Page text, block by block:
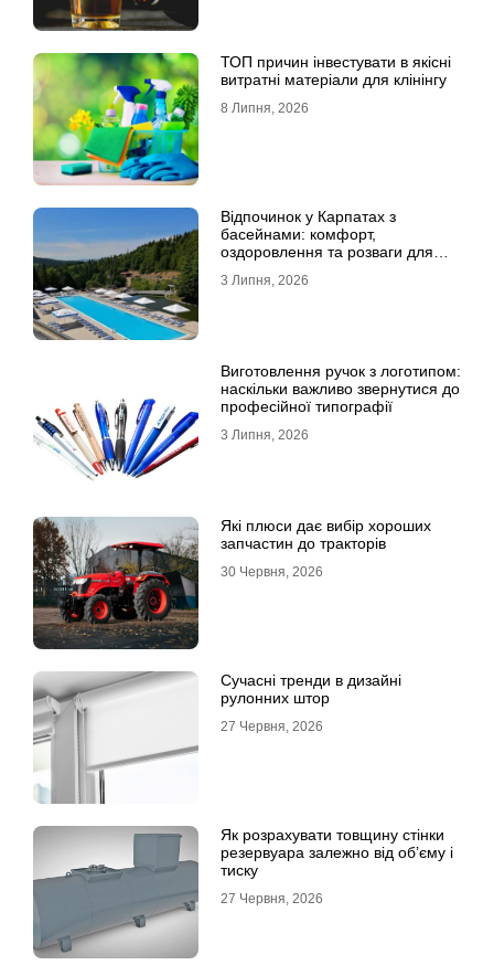
ТОП причин інвестувати в якісні
витратні матеріали для клінінгу
8 Липня, 2026
Відпочинок у Карпатах з
басейнами: комфорт,
оздоровлення та розваги для
3 Липня, 2026
Виготовлення ручок з логотипом:
наскільки важливо звернутися до
професійної типографії
3 Липня, 2026
Які плюси дає вибір хороших
запчастин до тракторів
30 Червня, 2026
Сучасні тренди в дизайні
рулонних штор
27 Червня, 2026
Як розрахувати товщину стінки
резервуара залежно від об’єму і
тиску
27 Червня, 2026